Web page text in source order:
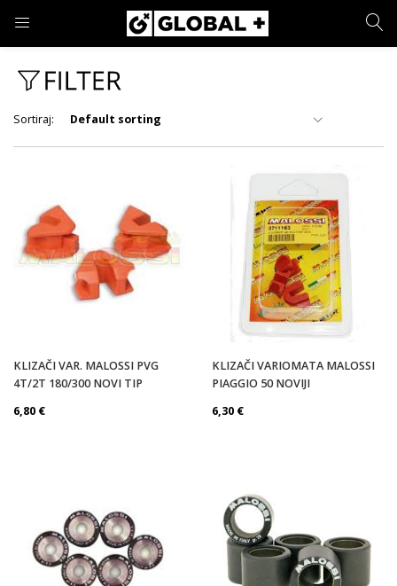
PRIJAVA
Unesite svoje korisničko ime i lozinku.
Zapamti me
Zaboravljena lozinka?
Cijena
Cijena:
Marka
PRIMIJENI FILTER
Sortiraj: Default sorting
KLIZAČI VAR. MALOSSI PVG
4T/2T 180/300 NOVI TIP
6,80 €
KLIZAČI VARIOMATA MALOSSI
PIAGGIO 50 NOVIJI
6,30 €